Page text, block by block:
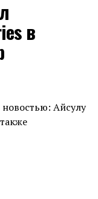
в
Айсулу